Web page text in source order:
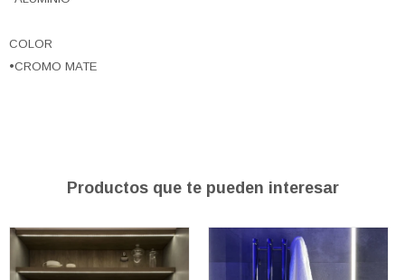
COLOR
•CROMO MATE
Productos que te pueden interesar